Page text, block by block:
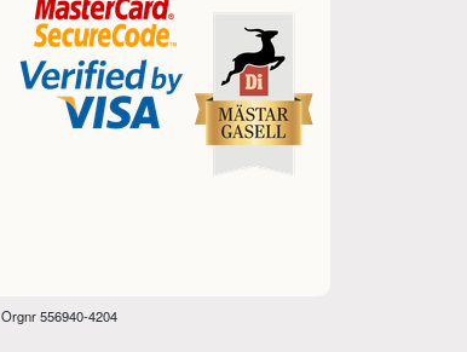
Orgnr 556940-4204